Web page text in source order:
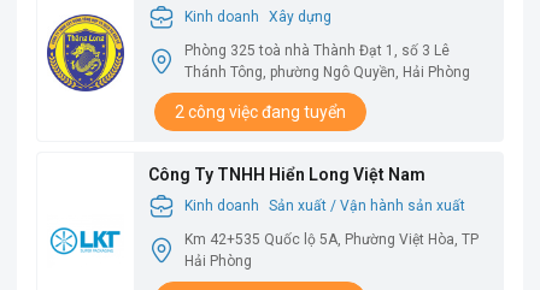
Thăng Long
Kinh doanh
Xây dựng
Phòng 325 toà nhà Thành Đạt 1, số 3 Lê
Thánh Tông, phường Ngô Quyền, Hải Phòng
2 công việc đang tuyển
Công Ty TNHH Hiển Long Việt Nam
Kinh doanh
Sản xuất / Vận hành sản xuất
Km 42+535 Quốc lộ 5A, Phường Việt Hòa, TP
Hải Phòng